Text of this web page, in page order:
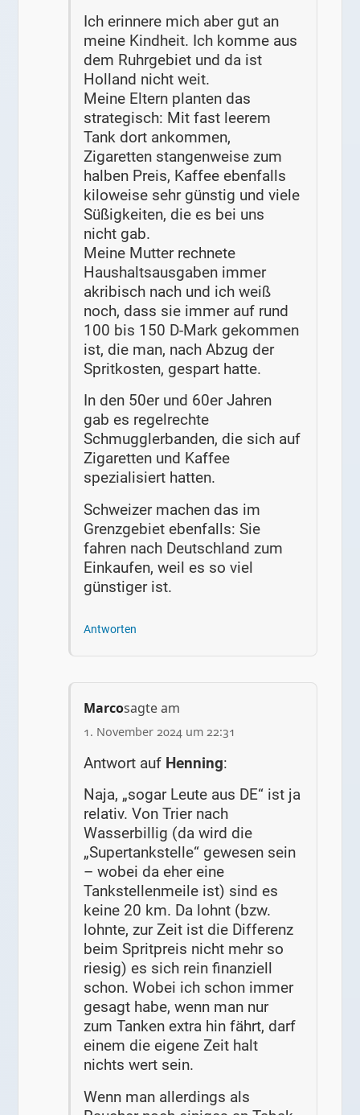
Ich erinnere mich aber gut an
meine Kindheit. Ich komme aus
dem Ruhrgebiet und da ist
Holland nicht weit.
Meine Eltern planten das
strategisch: Mit fast leerem
Tank dort ankommen,
Zigaretten stangenweise zum
halben Preis, Kaffee ebenfalls
kiloweise sehr günstig und viele
Süßigkeiten, die es bei uns
nicht gab.
Meine Mutter rechnete
Haushaltsausgaben immer
akribisch nach und ich weiß
noch, dass sie immer auf rund
100 bis 150 D-Mark gekommen
ist, die man, nach Abzug der
Spritkosten, gespart hatte.
In den 50er und 60er Jahren
gab es regelrechte
Schmugglerbanden, die sich auf
Zigaretten und Kaffee
spezialisiert hatten.
Schweizer machen das im
Grenzgebiet ebenfalls: Sie
fahren nach Deutschland zum
Einkaufen, weil es so viel
günstiger ist.
Antworten
Marcosagte am
1. November 2024 um 22:31
Antwort auf Henning:
Naja, „sogar Leute aus DE“ ist ja
relativ. Von Trier nach
Wasserbillig (da wird die
„Supertankstelle“ gewesen sein
– wobei da eher eine
Tankstellenmeile ist) sind es
keine 20 km. Da lohnt (bzw.
lohnte, zur Zeit ist die Differenz
beim Spritpreis nicht mehr so
riesig) es sich rein finanziell
schon. Wobei ich schon immer
gesagt habe, wenn man nur
zum Tanken extra hin fährt, darf
einem die eigene Zeit halt
nichts wert sein.
Wenn man allerdings als